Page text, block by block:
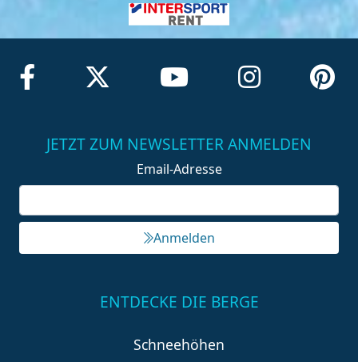
JETZT ZUM NEWSLETTER ANMELDEN
Email-Adresse
Anmelden
ENTDECKE DIE BERGE
Schneehöhen